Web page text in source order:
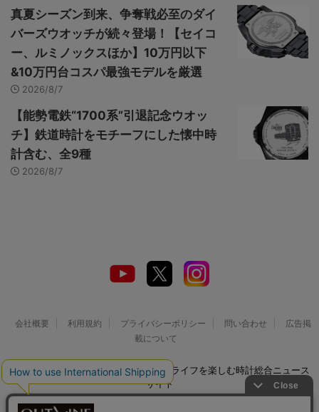
真夏シーズン到来、争奪戦必至のダイ
バーズウオッチが続々登場！【セイコ
ー、ルミノックスほか】10万円以下
&10万円台コスパ最強モデルを厳選
2026/8/7
【能勢電鉄“1700系”引退記念ウオッ
チ】鉄道時計をモチーフにした懐中時
計含む、全9種
2026/8/7
会社概要 利用規約 プライバシーポリシー 問い合わせ
広告掲
載について
© 2026 Watch LIFE NEWS｜ウオッチライフを楽しむ時計総合ニュース
サイト